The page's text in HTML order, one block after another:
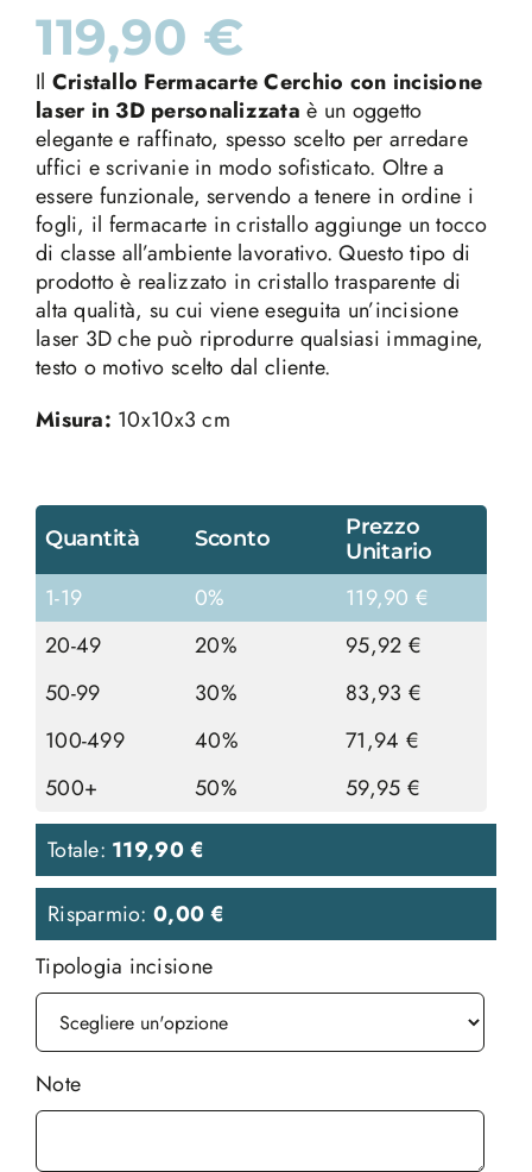
119,90 €
Il Cristallo Fermacarte Cerchio con incisione
laser in 3D personalizzata è un oggetto
elegante e raffinato, spesso scelto per arredare
uffici e scrivanie in modo sofisticato. Oltre a
essere funzionale, servendo a tenere in ordine i
fogli, il fermacarte in cristallo aggiunge un tocco
di classe all’ambiente lavorativo. Questo tipo di
prodotto è realizzato in cristallo trasparente di
alta qualità, su cui viene eseguita un’incisione
laser 3D che può riprodurre qualsiasi immagine,
testo o motivo scelto dal cliente.
Misura: 10x10x3 cm
Quantità Sconto
Prezzo
Unitario
1-19 0% 119,90 €
20-49
20% 95,92 €
50-99
30% 83,93 €
100-499
40% 71,94 €
500+
50% 59,95 €
Totale: 119,90€
Risparmio: 0,00€
Tipologia incisione
Note